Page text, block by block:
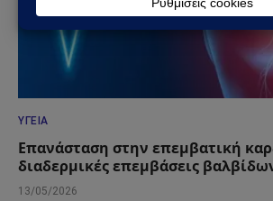
ΥΓΕΊΑ
Επανάσταση στην επεμβατική
διαδερμικές επεμβάσεις
13/05/2026